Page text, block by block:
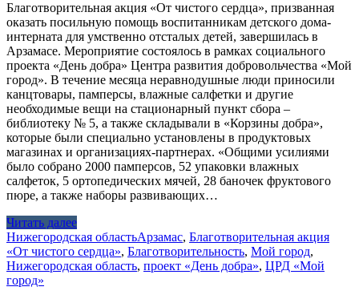
Благотворительная акция «От чистого сердца», призванная
оказать посильную помощь воспитанникам детского дома-
интерната для умственно отсталых детей, завершилась в
Арзамасе. Мероприятие состоялось в рамках социального
проекта «День добра» Центра развития добровольчества «Мой
город». В течение месяца неравнодушные люди приносили
канцтовары, памперсы, влажные салфетки и другие
необходимые вещи на стационарный пункт сбора –
библиотеку № 5, а также складывали в «Корзины добра»,
которые были специально установлены в продуктовых
магазинах и организациях-партнерах. «Общими усилиями
было собрано 2000 памперсов, 52 упаковки влажных
салфеток, 5 ортопедических мячей, 28 баночек фруктового
пюре, а также наборы развивающих…
Читать далее
Нижегородская областьАрзамас, Благотворительная акция
«От чистого сердца», Благотворительность, Мой город,
Нижегородская область, проект «День добра», ЦРД «Мой
город»